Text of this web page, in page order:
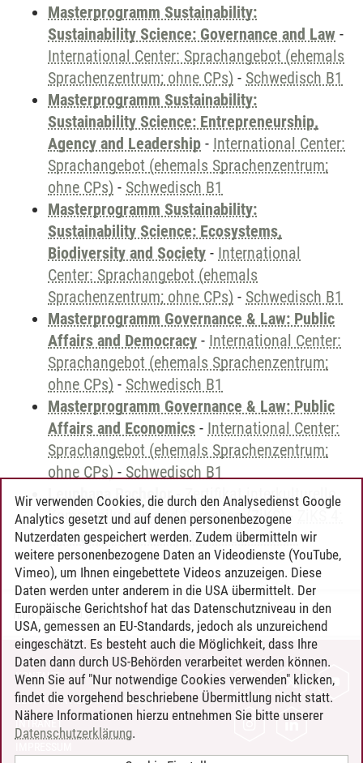
Masterprogramm Sustainability:
Sustainability Science: Governance and Law -
International Center: Sprachangebot (ehemals
Sprachenzentrum; ohne CPs) - Schwedisch B1
Masterprogramm Sustainability:
Sustainability Science: Entrepreneurship,
Agency and Leadership - International Center:
Sprachangebot (ehemals Sprachenzentrum;
ohne CPs) - Schwedisch B1
Masterprogramm Sustainability:
Sustainability Science: Ecosystems,
Biodiversity and Society - International
Center: Sprachangebot (ehemals
Sprachenzentrum; ohne CPs) - Schwedisch B1
Masterprogramm Governance & Law: Public
Affairs and Democracy - International Center:
Sprachangebot (ehemals Sprachenzentrum;
ohne CPs) - Schwedisch B1
Masterprogramm Governance & Law: Public
Affairs and Economics - International Center:
Sprachangebot (ehemals Sprachenzentrum;
ohne CPs) - Schwedisch B1
Leuphana Bachelor-Zertifikat interkulturelle
Kommunikation und Sprachen (ZiKS)-
Fremdsprachenkompetenz Schwedisch
Timo Leder/30.06.2024
KONTAKT
LEUPHANA ALS ARBEITGEBER
INTRANET
Wir verwenden Cookies, die durch den Analysedienst Google
Analytics gesetzt und auf denen personenbezogene
Nutzerdaten gespeichert werden. Zudem übermitteln wir
weitere personenbezogene Daten an Videodienste (YouTube,
Vimeo), um Ihnen eingebettete Videos anzuzeigen. Diese
Daten werden unter anderem in die USA übermittelt. Der
Europäische Gerichtshof hat das Datenschutzniveau in den
USA, gemessen an EU-Standards, jedoch als unzureichend
eingeschätzt. Es besteht auch die Möglichkeit, dass Ihre
Daten dann durch US-Behörden verarbeitet werden können.
Wenn Sie auf "Nur notwendige Cookies verwenden" klicken,
findet die vorgehend beschriebene Übermittlung nicht statt.
Nähere Informationen hierzu entnehmen Sie bitte unserer
Datenschutzerklärung.